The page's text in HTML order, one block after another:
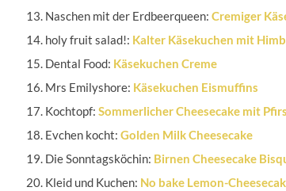
Naschen mit der Erdbeerqueen: Cremiger
holy fruit salad!: Kalter Käsekuchen mit
Dental Food: Käsekuchen Creme
Mrs Emilyshore: Käsekuchen Eismuffins
Kochtopf: Sommerlicher Cheesecake mit
Evchen kocht: Golden Milk Cheesecake
Die Sonntagsköchin: Birnen Cheesecake
Kleid und Kuchen: No bake Lemon-